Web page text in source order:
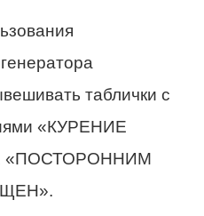
таблички с
«КУРЕНИЕ
«ПОСТОРОННИМ